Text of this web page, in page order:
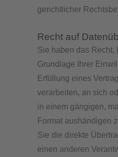
gerichtlicher
Recht auf
Sie haben das Recht,
Grundlage Ihrer
Erfüllung eines
verarbeiten, an sich
in einem gängigen,
Format aushändigen
Sie die direkte
einen anderen